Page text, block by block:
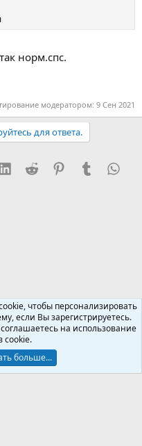
норм.спс.
модератором: 9 Сен 2021
для ответа.
LinkedInReddit PinterestTumblr
чтобы персонализировать
если Вы зарегистрируетесь.
на использование
cookie.
больше...